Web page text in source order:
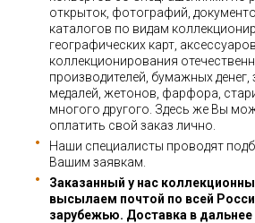
открыток, фотографий,
каталогов по видам
географических карт,
коллекционирования
производителей, бумажных денег,
медалей, жетонов, фарфора,
многого другого. Здесь же Вы
оплатить свой заказ лично.
Наши специалисты проводят
Вашим заявкам.
Заказанный у нас
высылаем почтой по всей
зарубежью. Доставка в